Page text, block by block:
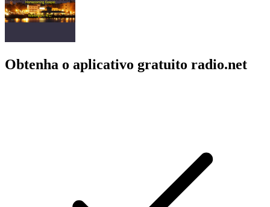
Obtenha o aplicativo gratuito radio.net